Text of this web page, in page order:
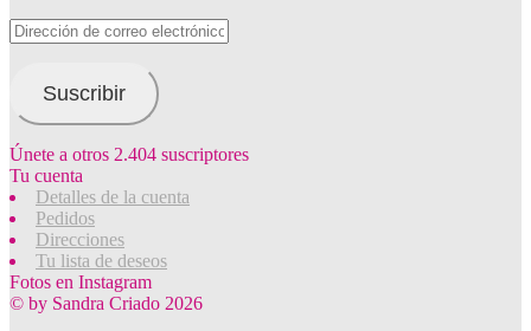
Dirección
de
electrónico
Suscribir
Únete a otros 2.404 suscriptores
Tu cuenta
Detalles de la cuenta
Pedidos
Direcciones
Tu lista de deseos
Fotos en Instagram
© by Sandra Criado 2026